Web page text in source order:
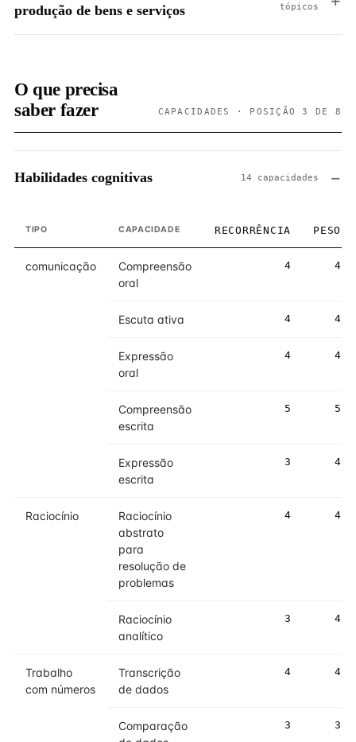
produção de bens e serviços
tópicos
O que precisa
saber fazer
CAPACIDADES · POSIÇÃO 3 DE 8
Habilidades cognitivas 14 capacidades
TIPO CAPACIDADE RECORRÊNCIA PESO
comunicação
Compreensão
oral
4 4
Escuta ativa 4 4
Expressão
oral
4 4
Compreensão
escrita
5 5
Expressão
escrita
3 4
Raciocínio
Raciocínio
abstrato
para
resolução de
problemas
4 4
Raciocínio
analítico
3 4
Trabalho
com números
Transcrição
de dados
4 4
Comparação
3 3